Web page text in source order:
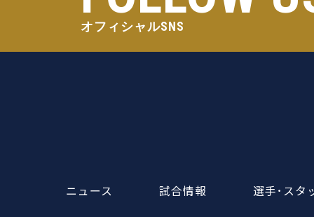
オフィシャルSNS
ニュース 試合情報 選手･スタ